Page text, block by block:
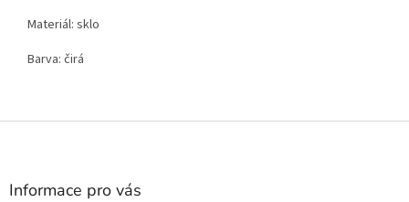
Materiál: sklo
Barva: čirá
Z
Informace pro vás